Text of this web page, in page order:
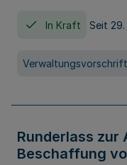
In Kraft Seit
Verwaltungsvorschrift
Runderlass zur
Beschaffung